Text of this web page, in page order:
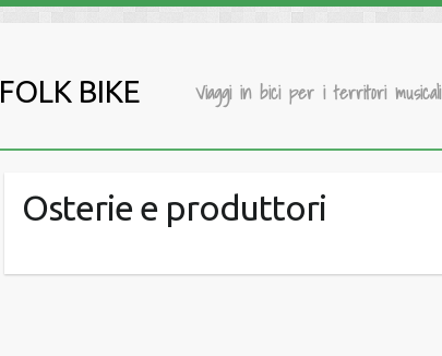
FOLK BIKE Viaggi in bici per i territori musicali
Osterie e produttori